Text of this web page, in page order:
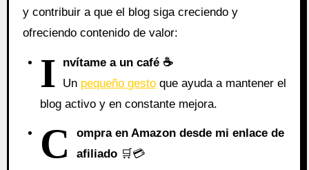
y contribuir a que el blog siga creciendo y
ofreciendo contenido de valor:
I
nvítame a un café ☕
Un pequeño gesto que ayuda a mantener el
blog activo y en constante mejora.
C
ompra en Amazon desde mi enlace de
afiliado 🛒💳